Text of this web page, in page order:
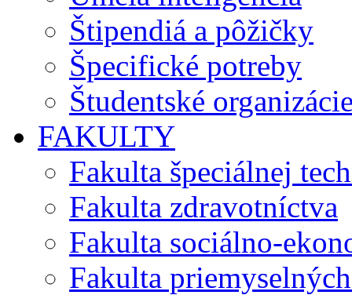
Štipendiá a pôžičky
Špecifické potreby
Študentské
FAKULTY
Fakulta špeciálnej
Fakulta zdravotníctva
Fakulta sociálno-
Fakulta